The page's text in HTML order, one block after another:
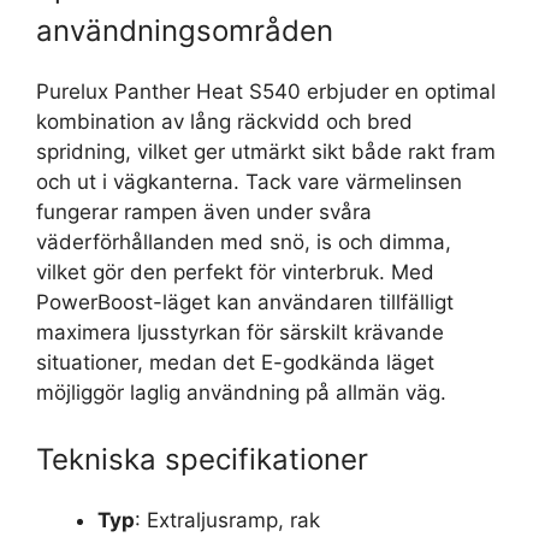
användningsområden
Purelux Panther Heat S540 erbjuder en optimal
kombination av lång räckvidd och bred
spridning, vilket ger utmärkt sikt både rakt fram
och ut i vägkanterna. Tack vare värmelinsen
fungerar rampen även under svåra
väderförhållanden med snö, is och dimma,
vilket gör den perfekt för vinterbruk. Med
PowerBoost-läget kan användaren tillfälligt
maximera ljusstyrkan för särskilt krävande
situationer, medan det E-godkända läget
möjliggör laglig användning på allmän väg.
Tekniska specifikationer
Typ: Extraljusramp, rak